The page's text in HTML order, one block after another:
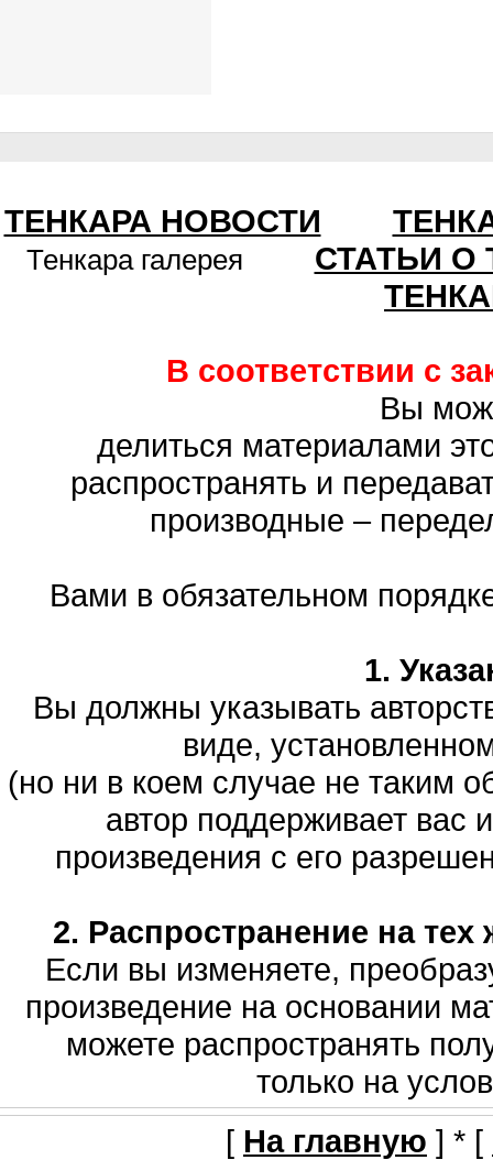
ТЕНКАРА НОВОСТИ
Тенкара галерея
СТАТЬИ О
В соответствии с
Вы
делиться материалами
распространять и
производные –
Вами в обязательном
1.
Вы должны указывать
виде,
(но ни в коем случае не таким
автор поддерживает вас
произведения с его
2. Распространение на тех
Если вы изменяете,
произведение на основании
можете распространять
только на
[ На главную ] * [